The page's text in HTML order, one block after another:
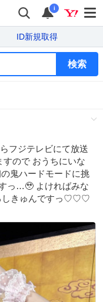
i
ID新規取得
検索
フジテレビにて放送
すので おうちにいな
鬼ハードモードに挑
っ…🥹 よければみな
しきゅんですっ♡♡♡